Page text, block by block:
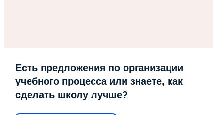
Есть предложения по организации
учебного процесса или знаете, как
сделать школу лучше?